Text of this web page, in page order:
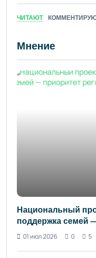
ЧИТАЮТ
Мнение
Национальный
поддержка семей
01 июл 2026
0 5